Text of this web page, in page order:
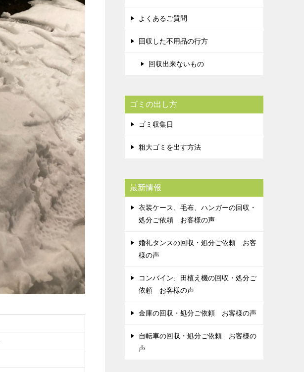
よくあるご質問
回収した不用品の行方
回収出来ないもの
ゴミの出し方
ゴミ収集日
粗大ゴミを出す方法
最新情報
衣装ケース、毛布、ハンガーの回収・
処分ご依頼 お客様の声
婚礼タンスの回収・処分ご依頼 お客
様の声
コンバイン、田植え機の回収・処分ご
依頼 お客様の声
金庫の回収・処分ご依頼 お客様の声
自転車の回収・処分ご依頼 お客様の
声